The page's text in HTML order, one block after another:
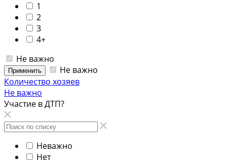
1
2
3
4+
Не важно
Применить
Не важно
Количество хозяев
Не важно
Участие в ДТП?
Неважно
Нет